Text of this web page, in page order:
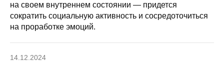
на своем внутреннем состоянии — придется
сократить социальную активность и сосредоточиться
на проработке эмоций.
14.12.2024